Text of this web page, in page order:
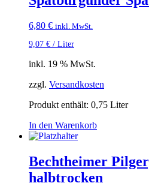
6,80 € inkl. MwSt.
9,07 € / Liter
inkl. 19 % MwSt.
zzgl. Versandkosten
Produkt enthält: 0,75 Liter
In den Warenkorb
Bechtheimer
halbtrocken